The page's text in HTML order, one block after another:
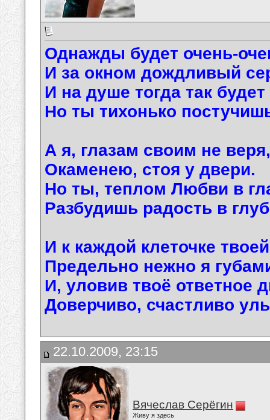
Однажды будет очень-
И за окном дождливый
И на душе тогда так будет
Но ты тихонько
А я, глазам своим не веря,
Окаменею, стоя у двери.
Но ты, теплом Любви в
Разбудишь радость в
И к каждой клеточке
Предельно нежно я
И, уловив твоё ответное
Доверчиво, счастливо
22.10.2009, 23:15
Вячеслав Серёгин
Живу я здесь